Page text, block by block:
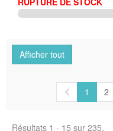
Afficher tout
1 2
Résultats 1 - 15 sur 235.